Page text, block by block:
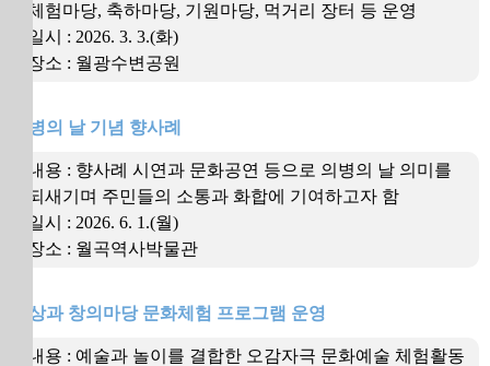
체험마당, 축하마당, 기원마당, 먹거리 장터 등 운영
일시 : 2026. 3. 3.(화)
장소 : 월광수변공원
의병의 날 기념 향사례
내용 : 향사례 시연과 문화공연 등으로 의병의 날 의미를
되새기며 주민들의 소통과 화합에 기여하고자 함
일시 : 2026. 6. 1.(월)
장소 : 월곡역사박물관
상상과 창의마당 문화체험 프로그램 운영
내용 : 예술과 놀이를 결합한 오감자극 문화예술 체험활동